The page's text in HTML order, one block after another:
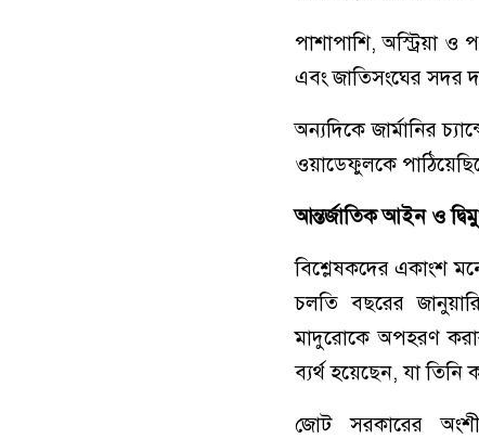
পাশাপাশি, অস্ট্রিয়া
এবং জাতিসংঘের সদর
অন্যদিকে জার্মানির
ওয়াডেফুলকে
আন্তর্জাতিক আইন ও
বিশ্লেষকদের একাংশ
চলতি বছরের
মাদুরোকে অপহরণ
ব্যর্থ হয়েছেন, যা তিনি
জোট সরকারের